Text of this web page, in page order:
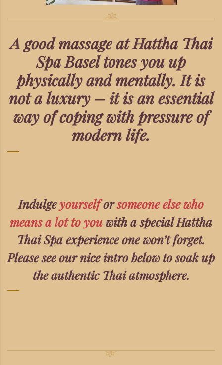
A good massage at Hattha Thai
Spa Basel tones you up
physically and mentally. It is
not a luxury – it is an essential
way of coping with pressure of
modern life.
Indulgeyourselforsomeone else who
means a lot to youwith a special Hattha
Thai Spa experience one won’t forget.
Please see our nice intro below to soak up
the authentic Thai atmosphere.